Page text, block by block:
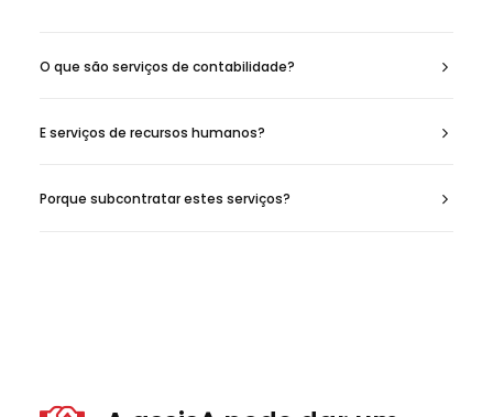
O que são serviços de contabilidade?
E serviços de recursos humanos?
Porque subcontratar estes serviços?